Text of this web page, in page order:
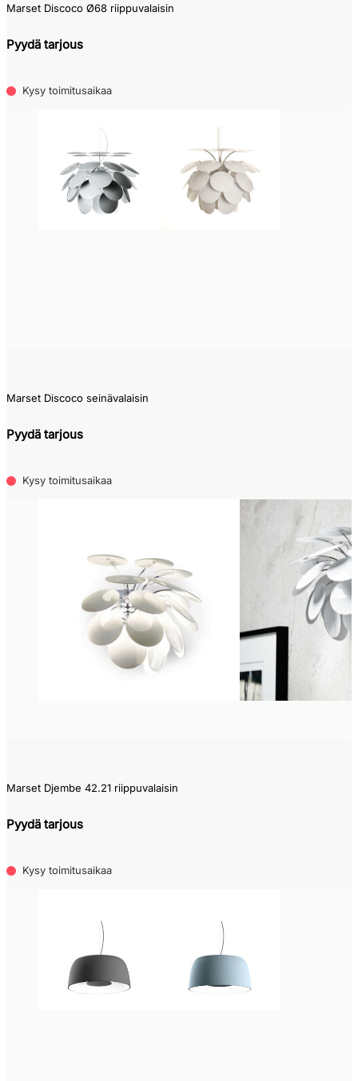
Marset Discoco Ø68 riippuvalaisin
Pyydä tarjous
Kysy toimitusaikaa
Marset Discoco seinävalaisin
Pyydä tarjous
Kysy toimitusaikaa
Marset Djembe 42.21 riippuvalaisin
Pyydä tarjous
Kysy toimitusaikaa